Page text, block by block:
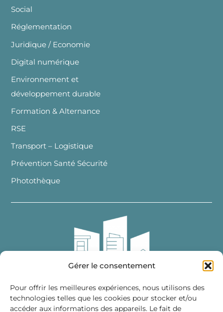
Gérer le consentement
Pour offrir les meilleures expériences, nous utilisons des
technologies telles que les cookies pour stocker et/ou
accéder aux informations des appareils. Le fait de
Social
Réglementation
Juridique / Economie
Digital numérique
Environnement et
développement durable
Formation & Alternance
RSE
Transport – Logistique
Prévention Santé Sécurité
Photothèque